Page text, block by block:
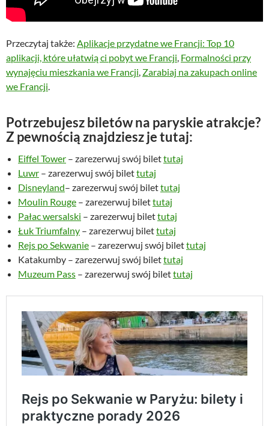
Przeczytaj także: Aplikacje przydatne we Francji: Top 10
aplikacji, które ułatwią ci pobyt we Francji, Formalności przy
wynajęciu mieszkania we Francji, Zarabiaj na zakupach online
we Francji.
Potrzebujesz biletów na paryskie atrakcje?
Z pewnością znajdziesz je tutaj:
Eiffel Tower – zarezerwuj swój bilettutaj
Luwr – zarezerwuj swój bilettutaj
Disneyland– zarezerwuj swój bilettutaj
Moulin Rouge – zarezerwuj bilettutaj
Pałac wersalski – zarezerwuj bilettutaj
Łuk Triumfalny – zarezerwuj bilettutaj
Rejs po Sekwanie – zarezerwuj swój bilettutaj
Katakumby – zarezerwuj swój bilettutaj
Muzeum Pass – zarezerwuj swój bilettutaj